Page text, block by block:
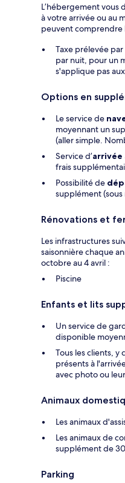
L’hébergement vous
à votre arrivée ou au
peuvent comprendre
Taxe prélevée
par nuit, pour un
s'applique pas
Options en
Le service de
moyennant un
(aller simple.
Service d’arrivée
frais
Possibilité de
supplément
Rénovations et
Les infrastructures
saisonnière chaque
octobre au 4 avril :
Piscine
Enfants et lits
Un service de
disponible
Tous les clients,
présents à
avec photo ou
Animaux
Les animaux
Les animaux de
supplément de
Parking